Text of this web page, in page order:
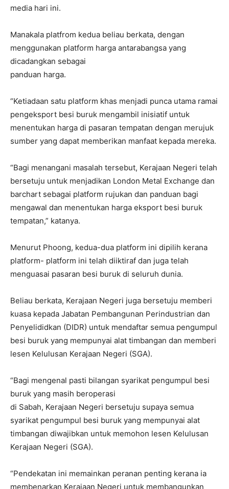
media hari ini.
Manakala platfrom kedua beliau berkata, dengan
menggunakan platform harga antarabangsa yang
dicadangkan sebagai
panduan harga.
“Ketiadaan satu platform khas menjadi punca utama ramai
pengeksport besi buruk mengambil inisiatif untuk
menentukan harga di pasaran tempatan dengan merujuk
sumber yang dapat memberikan manfaat kepada mereka.
“Bagi menangani masalah tersebut, Kerajaan Negeri telah
bersetuju untuk menjadikan London Metal Exchange dan
barchart sebagai platform rujukan dan panduan bagi
mengawal dan menentukan harga eksport besi buruk
tempatan,” katanya.
Menurut Phoong, kedua-dua platform ini dipilih kerana
platform- platform ini telah diiktiraf dan juga telah
menguasai pasaran besi buruk di seluruh dunia.
Beliau berkata, Kerajaan Negeri juga bersetuju memberi
kuasa kepada Jabatan Pembangunan Perindustrian dan
Penyelididkan (DIDR) untuk mendaftar semua pengumpul
besi buruk yang mempunyai alat timbangan dan memberi
lesen Kelulusan Kerajaan Negeri (SGA).
“Bagi mengenal pasti bilangan syarikat pengumpul besi
buruk yang masih beroperasi
di Sabah, Kerajaan Negeri bersetuju supaya semua
syarikat pengumpul besi buruk yang mempunyai alat
timbangan diwajibkan untuk memohon lesen Kelulusan
Kerajaan Negeri (SGA).
“Pendekatan ini memainkan peranan penting kerana ia
membenarkan Kerajaan Negeri untuk membangunkan